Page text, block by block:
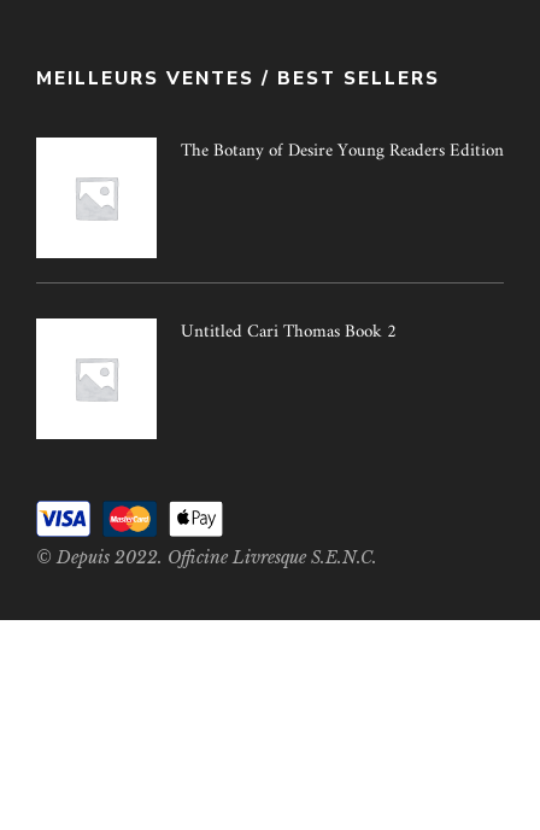
MEILLEURS VENTES / BEST SELLERS
The Botany of Desire Young Readers Edition
Untitled Cari Thomas Book 2
© Depuis 2022. Officine Livresque S.E.N.C.